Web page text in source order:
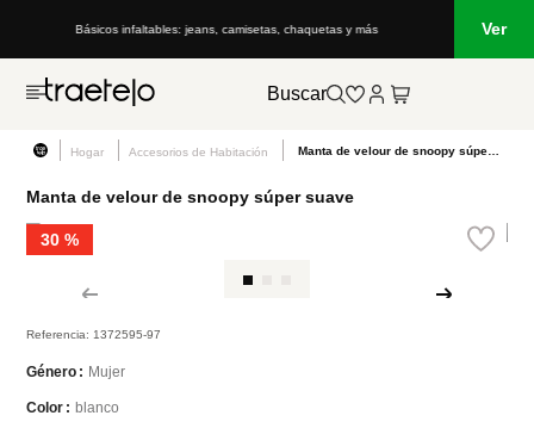
Básicos infaltables: jeans, camisetas, chaquetas y más Ver
Buscar
Hogar Accesorios de Habitación
Manta de velour de snoopy súper suave
30 %
Referencia: 1372595-97
Género Mujer
Color blanco